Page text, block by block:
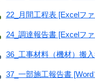
22_月間工程表 [Excelフ
24_調達報告書 [Excelフ
36_工事材料（機材）搬
37_一部施工報告書